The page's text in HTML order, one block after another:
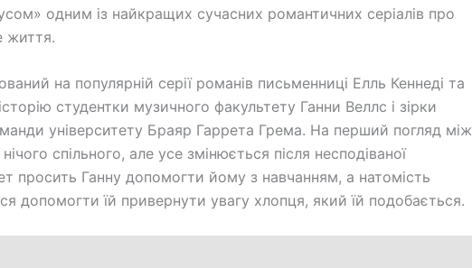
одним із найкращих сучасних романтичних серіалів про
життя.
на популярній серії романів письменниці Елль Кеннеді та
студентки музичного факультету Ганни Веллс і зірки
університету Браяр Гаррета Грема. На перший погляд між
спільного, але усе змінюється після несподіваної
просить Ганну допомогти йому з навчанням, а натомість
допомогти їй привернути увагу хлопця, який їй подобається.